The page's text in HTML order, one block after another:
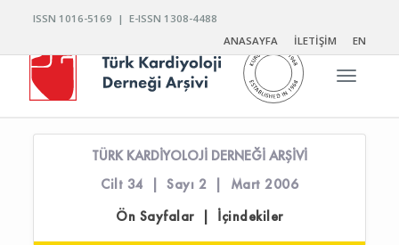
ISSN 1016-5169 | E-ISSN 1308-4488
ANASAYFA
İLETİŞİM EN
Toggle
TÜRK KARDİYOLOJİ DERNEĞİ ARŞİVİ
Cilt 34 | Sayı 2 | Mart 2006
Ön Sayfalar | İçindekiler